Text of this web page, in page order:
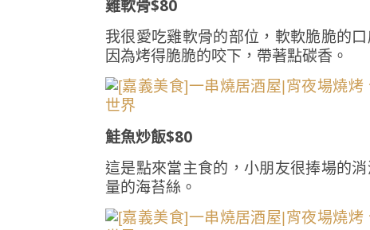
雞軟骨$80
我很愛吃雞軟骨的部位，軟軟脆脆的
因為烤得脆脆的咬下，帶著點碳香。
鮭魚炒飯$80
這是點來當主食的，小朋友很捧場的
量的海苔絲。